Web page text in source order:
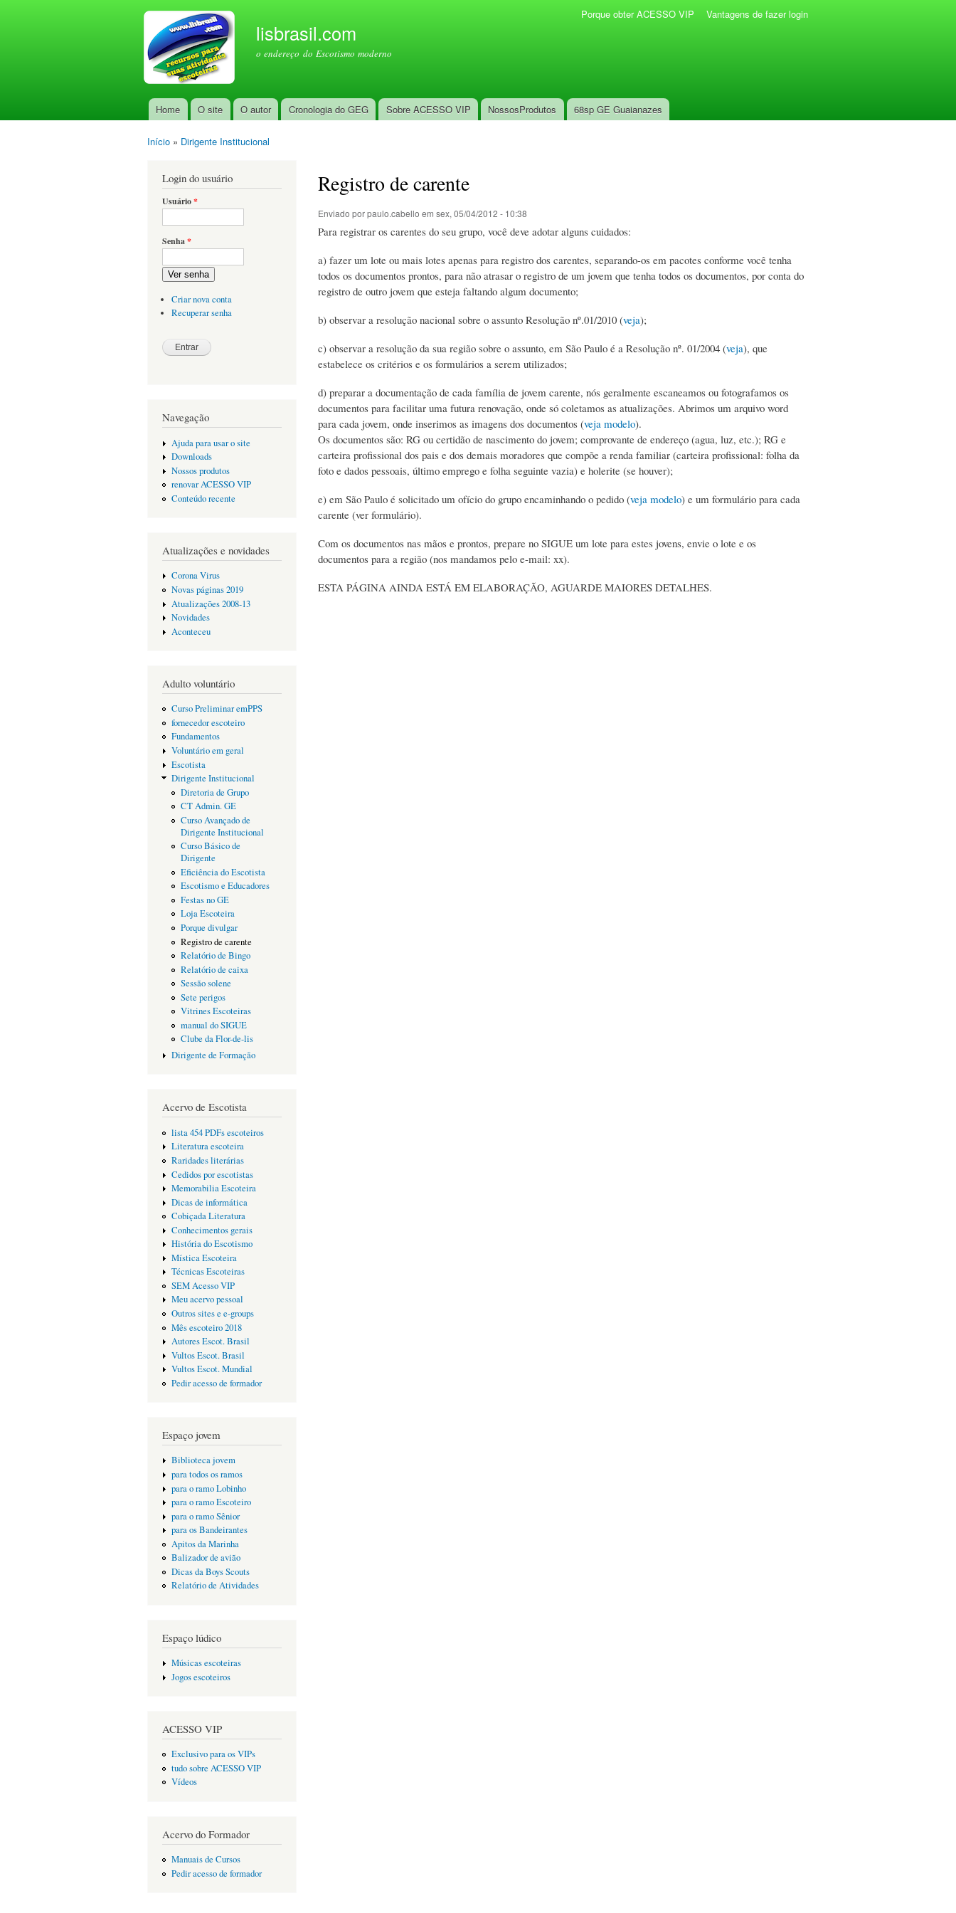
lisbrasil.com
o endereço do Escotismo moderno
Menu principal
Home O site O autor Cronologia do GEG Sobre ACESSO VIP NossosProdutos 68sp GE Guaianazes
Porque obter ACESSO VIP Vantagens de fazer login
Início » Dirigente Institucional
Login do usuário
Usuário*
Senha*
Ver senha
Criar nova conta
Recuperar senha
Navegação
Ajuda para usar o site
Downloads
Nossos produtos
renovar ACESSO VIP
Conteúdo recente
Atualizações e novidades
Corona Virus
Novas páginas 2019
Atualizações 2008-13
Novidades
Aconteceu
Adulto voluntário
Curso Preliminar emPPS
fornecedor escoteiro
Fundamentos
Voluntário em geral
Escotista
Dirigente Institucional
Diretoria de Grupo
CT Admin. GE
Curso Avançado de
Dirigente Institucional
Curso Básico de
Dirigente
Eficiência do Escotista
Escotismo e Educadores
Festas no GE
Loja Escoteira
Porque divulgar
Registro de carente
Relatório de Bingo
Relatório de caixa
Sessão solene
Sete perigos
Vitrines Escoteiras
manual do SIGUE
Clube da Flor-de-lis
Dirigente de Formação
Acervo de Escotista
lista 454 PDFs escoteiros
Literatura escoteira
Raridades literárias
Cedidos por escotistas
Memorabilia Escoteira
Dicas de informática
Cobiçada Literatura
Conhecimentos gerais
História do Escotismo
Mística Escoteira
Técnicas Escoteiras
SEM Acesso VIP
Meu acervo pessoal
Outros sites e e-groups
Mês escoteiro 2018
Autores Escot. Brasil
Vultos Escot. Brasil
Vultos Escot. Mundial
Pedir acesso de formador
Espaço jovem
Biblioteca jovem
para todos os ramos
para o ramo Lobinho
para o ramo Escoteiro
para o ramo Sênior
para os Bandeirantes
Apitos da Marinha
Balizador de avião
Dicas da Boys Scouts
Relatório de Atividades
Espaço lúdico
Músicas escoteiras
Jogos escoteiros
ACESSO VIP
Exclusivo para os VIPs
tudo sobre ACESSO VIP
Vídeos
Acervo do Formador
Manuais de Cursos
Pedir acesso de formador
Registro de carente
Enviado porpaulo.cabello em sex, 05/04/2012 - 10:38
Para registrar os carentes do seu grupo, você deve adotar alguns cuidados:
a) fazer um lote ou mais lotes apenas para registro dos carentes, separando-os em pacotes conforme você tenha
todos os documentos prontos, para não atrasar o registro de um jovem que tenha todos os documentos, por conta do
registro de outro jovem que esteja faltando algum documento;
b) observar a resolução nacional sobre o assunto Resolução nº.01/2010 (veja);
c) observar a resolução da sua região sobre o assunto, em São Paulo é a Resolução nº. 01/2004 (veja), que
estabelece os critérios e os formulários a serem utilizados;
d) preparar a documentação de cada família de jovem carente, nós geralmente escaneamos ou fotografamos os
documentos para facilitar uma futura renovação, onde só coletamos as atualizações. Abrimos um arquivo word
para cada jovem, onde inserimos as imagens dos documentos (veja modelo).
Os documentos são: RG ou certidão de nascimento do jovem; comprovante de endereço (agua, luz, etc.); RG e
carteira profissional dos pais e dos demais moradores que compõe a renda familiar (carteira profissional: folha da
foto e dados pessoais, último emprego e folha seguinte vazia) e holerite (se houver);
e) em São Paulo é solicitado um ofício do grupo encaminhando o pedido (veja modelo) e um formulário para cada
carente (ver formulário).
Com os documentos nas mãos e prontos, prepare no SIGUE um lote para estes jovens, envie o lote e os
documentos para a região (nos mandamos pelo e-mail: xx).
ESTA PÁGINA AINDA ESTÁ EM ELABORAÇÃO, AGUARDE MAIORES DETALHES.